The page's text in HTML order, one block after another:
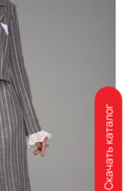
Скачать каталог